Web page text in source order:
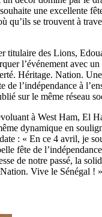
une excellente
qu’ils se trouvent à
titulaire des Lions,
l’événement avec un
Héritage. Nation.
de l’indépendance à
sur le même réseau
à West Ham, El
dynamique en
: « En ce 4 avril, je
fête de
de notre passé, la
Vive le Sénégal ! »